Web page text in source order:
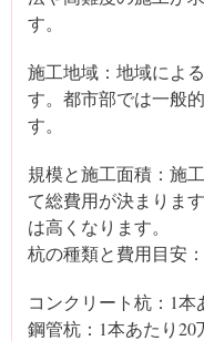
す。
施工地域：地域によ
す。都市部では一般
す。
規模と施工面積：施
て総費用が決まりま
は高くなります。
杭の種類と費用目安：
コンクリート杭：1本
鋼管杭：1本あたり20